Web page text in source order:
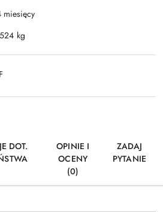
miesięcy
kg
DOT.
OPINIE I
OCENY
(0)
ZADAJ
PYTANIE